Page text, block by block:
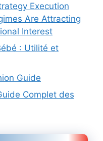
Execution
Are Attracting
Interest
: Utilité et
Guide
Complet des